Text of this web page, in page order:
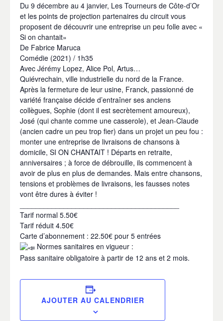
Du 9 décembre au 4 janvier, Les Tourneurs de Côte-d’Or
et les points de projection partenaires du circuit vous
proposent de découvrir une entreprise un peu folle avec «
Si on chantait»
De Fabrice Maruca
Comédie (2021) / 1h35
Avec Jérémy Lopez, Alice Pol, Artus…
Quiévrechain, ville industrielle du nord de la France.
Après la fermeture de leur usine, Franck, passionné de
variété française décide d’entraîner ses anciens
collègues, Sophie (dont il est secrètement amoureux),
José (qui chante comme une casserole), et Jean-Claude
(ancien cadre un peu trop fier) dans un projet un peu fou :
monter une entreprise de livraisons de chansons à
domicile, SI ON CHANTAIT ! Départs en retraite,
anniversaires ; à force de débrouille, ils commencent à
avoir de plus en plus de demandes. Mais entre chansons,
tensions et problèmes de livraisons, les fausses notes
vont être dures à éviter !
Tarif normal 5.50€
Tarif réduit 4.50€
Carte d’abonnement : 22.50€ pour 5 entrées
Normes sanitaires en vigueur :
Pass sanitaire obligatoire à partir de 12 ans et 2 mois.
AJOUTER AU CALENDRIER